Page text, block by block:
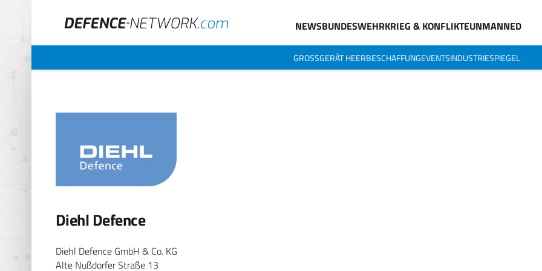
NEWSBUNDESWEHRKRIEG & KONFLIKTEUNMANNED
GROSSGERÄT HEERBESCHAFFUNGEVENTSINDUSTRIESPIEGEL
Diehl Defence
Diehl Defence GmbH & Co. KG
Alte Nußdorfer Straße 13